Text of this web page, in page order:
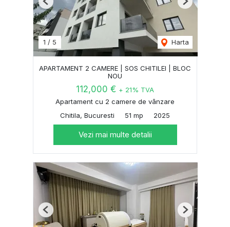
1 / 5 Harta
Previous Next
APARTAMENT 2 CAMERE | SOS CHITILEI | BLOC
NOU
112,000 € + 21% TVA
Apartament cu 2 camere de vânzare
Chitila, Bucuresti
51 mp 2025
Vezi mai multe detalii
Previous Next